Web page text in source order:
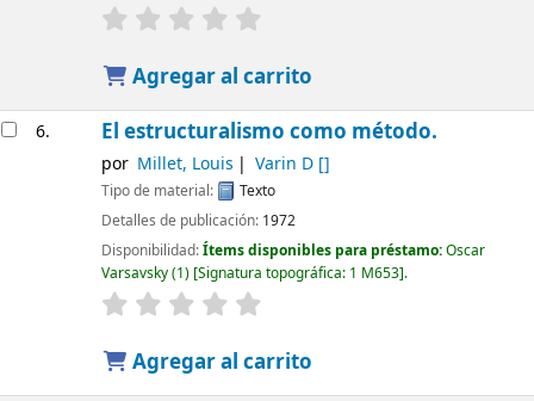
Agregar al carrito
6. El estructuralismo como método.
por Millet, Louis Varin D[]
Tipo de material:
Texto
Detalles de publicación: 1972
Disponibilidad:Ítems disponibles para préstamo:Oscar
Varsavsky(1) Signatura topográfica: 1 M653 .
Agregar al carrito